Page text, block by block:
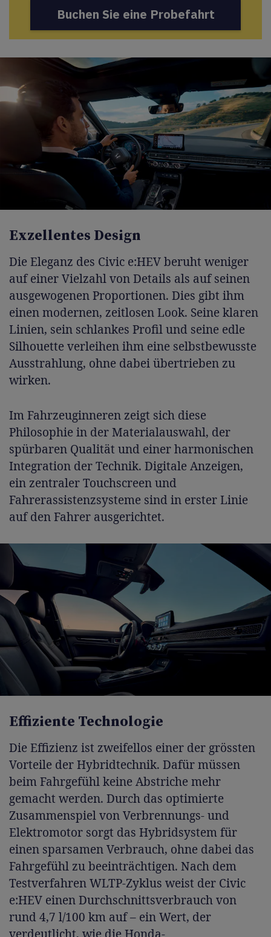
Buchen Sie eine Probefahrt
Exzellentes Design
Die Eleganz des Civic e:HEV beruht weniger
auf einer Vielzahl von Details als auf seinen
ausgewogenen Proportionen. Dies gibt ihm
einen modernen, zeitlosen Look. Seine klaren
Linien, sein schlankes Profil und seine edle
Silhouette verleihen ihm eine selbstbewusste
Ausstrahlung, ohne dabei übertrieben zu
wirken.
Im Fahrzeuginneren zeigt sich diese
Philosophie in der Materialauswahl, der
spürbaren Qualität und einer harmonischen
Integration der Technik. Digitale Anzeigen,
ein zentraler Touchscreen und
Fahrerassistenzsysteme sind in erster Linie
auf den Fahrer ausgerichtet.
Effiziente Technologie
Die Effizienz ist zweifellos einer der grössten
Vorteile der Hybridtechnik. Dafür müssen
beim Fahrgefühl keine Abstriche mehr
gemacht werden. Durch das optimierte
Zusammenspiel von Verbrennungs- und
Elektromotor sorgt das Hybridsystem für
einen sparsamen Verbrauch, ohne dabei das
Fahrgefühl zu beeinträchtigen. Nach dem
Testverfahren WLTP-Zyklus weist der Civic
e:HEV einen Durchschnittsverbrauch von
rund 4,7 l/100 km auf – ein Wert, der